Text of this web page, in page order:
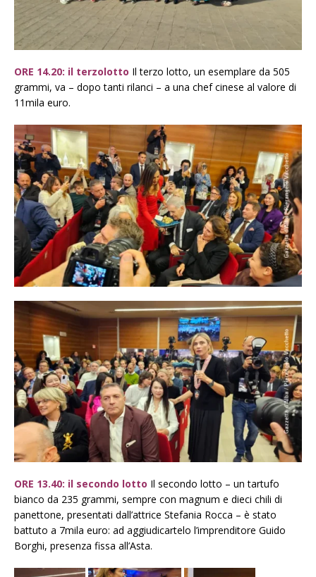
ORE 14.20: il terzolotto Il terzo lotto, un esemplare da 505
grammi, va – dopo tanti rilanci – a una chef cinese al valore di
11mila euro.
ORE 13.40: il secondo lotto Il secondo lotto – un tartufo
bianco da 235 grammi, sempre con magnum e dieci chili di
panettone, presentati dall’attrice Stefania Rocca – è stato
battuto a 7mila euro: ad aggiudicartelo l’imprenditore Guido
Borghi, presenza fissa all’Asta.